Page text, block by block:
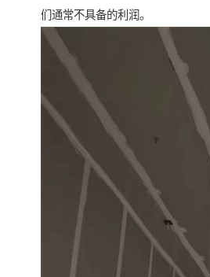
们通常不具备的利润。